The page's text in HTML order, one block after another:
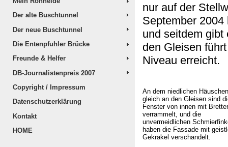
Der alte Buschtunnel
Der neue Buschtunnel
Die Entenpfuhler Brücke
Freunde & Helfer
DB-Journalistenpreis 2007
Copyright / Impressum
Datenschutzerklärung
Kontakt
HOME
nur auf der
September
und seitdem
den Gleisen
Niveau erreicht.
An dem niedlichen Häuschen
gleich an den Gleisen sind
Fenster von innen mit
verrammelt, und die
unvermeidlichen
haben die Fassade mit
Gekrakel verschandelt.